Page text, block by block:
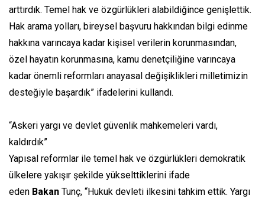
arttırdık. Temel hak ve özgürlükleri alabildiğince genişlettik.
Hak arama yolları, bireysel başvuru hakkından bilgi edinme
hakkına varıncaya kadar kişisel verilerin korunmasından,
özel hayatın korunmasına, kamu denetçiliğine varıncaya
kadar önemli reformları anayasal değişiklikleri milletimizin
desteğiyle başardık” ifadelerini kullandı.
“Askeri yargı ve devlet güvenlik mahkemeleri vardı,
kaldırdık”
Yapısal reformlar ile temel hak ve özgürlükleri demokratik
ülkelere yakışır şekilde yükselttiklerini ifade
eden Bakan Tunç, “Hukuk devleti ilkesini tahkim ettik. Yargı